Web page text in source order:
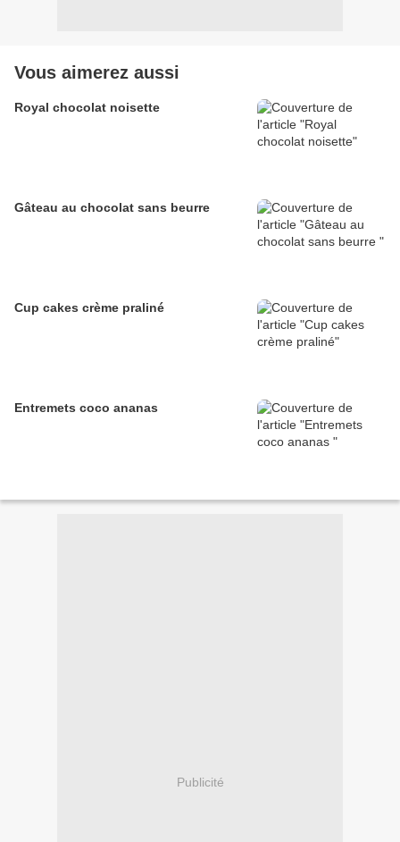
Vous aimerez aussi
Royal chocolat noisette
Gâteau au chocolat sans beurre
Cup cakes crème praliné
Entremets coco ananas
Publicité